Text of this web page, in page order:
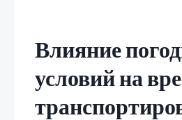
Влияние
условий на